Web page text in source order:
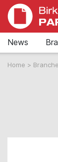
News
Home >